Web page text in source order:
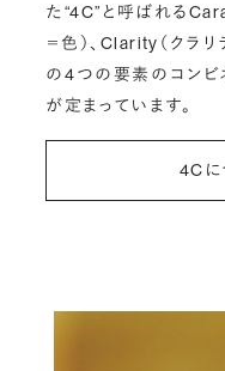
た“4C”と呼ばれる
＝色）、Clarity（クラリ
の4つの要素のコンビ
が定まっています。
4Cに